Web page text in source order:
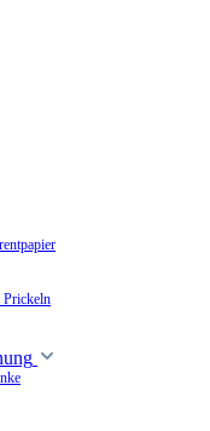
Prickeln